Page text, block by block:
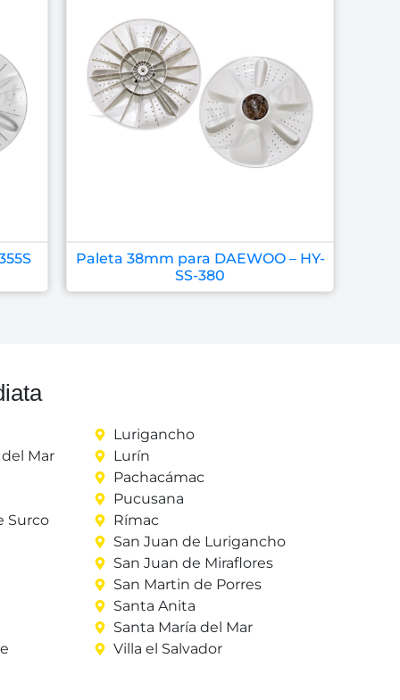
Paleta 38mm para DAEWOO – HY-
SS-380
Mar
Surco
Lurigancho
Lurín
Pachacámac
Pucusana
Rímac
San Juan de Lurigancho
San Juan de Miraflores
San Martin de Porres
Santa Anita
Santa María del Mar
Villa el Salvador